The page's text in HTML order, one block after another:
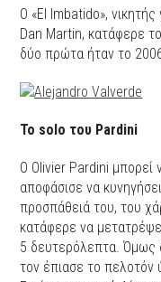
Ο «El Imbatido»,
Dan Martin, κατάφερε
δύο πρώτα ήταν το
Το solo του Pardini
Ο Olivier Pardini μπορεί
αποφάσισε να
προσπάθειά του, του
κατάφερε να
5 δευτερόλεπτα. Όμως
τον έπιασε το πελοτόν